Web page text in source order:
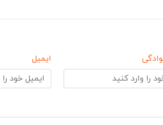
ایمیل